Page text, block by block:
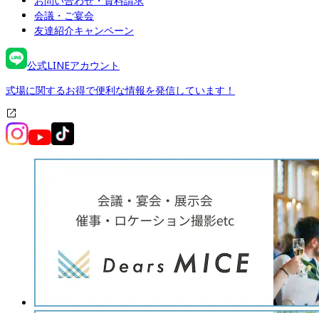
会議・ご宴会
友達紹介キャンペーン
公式LINEアカウント
式場に関するお得で便利な情報を発信しています！